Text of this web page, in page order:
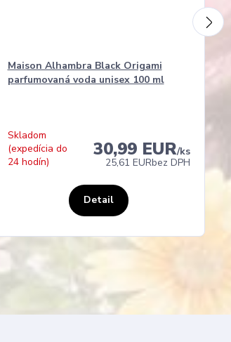
Maison Alhambra Black Origami
parfumovaná voda unisex 100 ml
30,99 EUR/ks
25,61 EURbez DPH
Skladom
(expedícia do
24 hodín)
Detail